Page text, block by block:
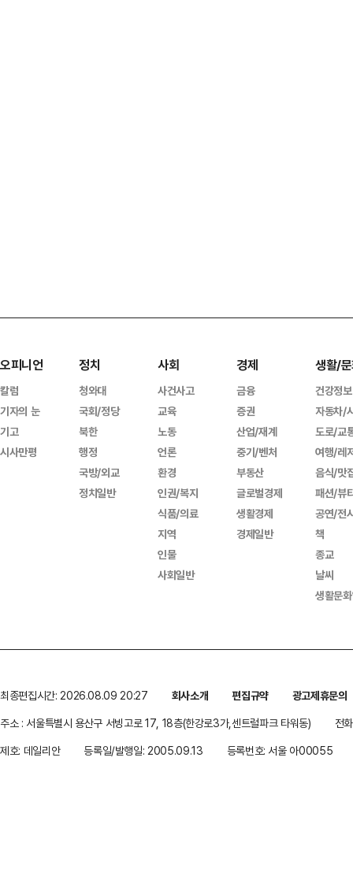
오피니언
칼럼
기자의 눈
기고
시사만평
정치
청와대
국회/정당
북한
행정
국방/외교
정치일반
사회
사건사고
교육
노동
언론
환경
인권/복지
식품/의료
지역
인물
사회일반
경제
금융
증권
산업/재계
중기/벤처
부동산
글로벌경제
생활경제
경제일반
생활/
건강정보
자동차/
도로/교
여행/레
음식/맛
패션/뷰
공연/전
책
종교
날씨
생활문
최종편집시간: 2026.08.09 20:27 회사소개 편집규약
광고제휴문의
주소 : 서울특별시 용산구 서빙고로 17, 18층(한강로3가,센트럴파크 타워동)
전
제호: 데일리안
등록일/발행일: 2005.09.13 등록번호: 서울 아00055